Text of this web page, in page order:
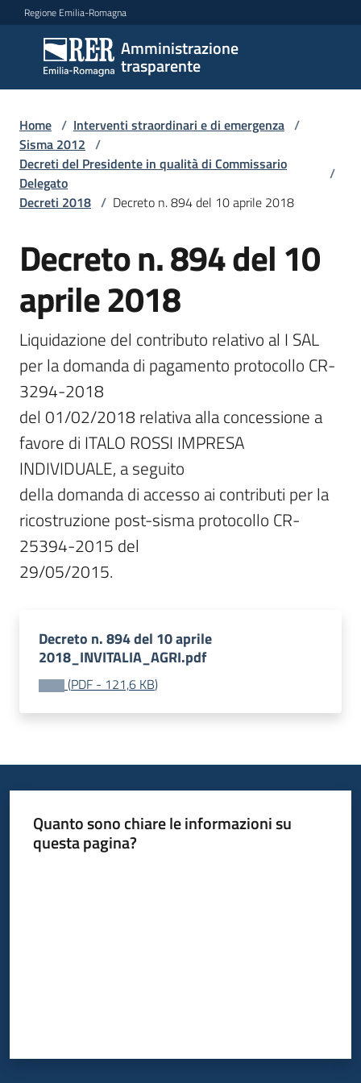
Vai al contenuto
Vai alla navigazione
Vai al footer
Regione Emilia-Romagna
Amministrazione
trasparente
Amministrazione
trasparente
Sottosezioni
Accesso
Home / Interventi straordinari e di emergenza /
Sisma 2012 /
Decreti del Presidente in qualità di Commissario
Delegato
/
Decreti 2018 / Decreto n. 894 del 10 aprile 2018
Decreto n. 894 del 10
aprile 2018
Liquidazione del contributo relativo al I SAL
per la domanda di pagamento protocollo CR-
3294-2018
del 01/02/2018 relativa alla concessione a
favore di ITALO ROSSI IMPRESA
INDIVIDUALE, a seguito
della domanda di accesso ai contributi per la
ricostruzione post-sisma protocollo CR-
25394-2015 del
29/05/2015.
Decreto n. 894 del 10 aprile
2018_INVITALIA_AGRI.pdf
(PDF - 121,6 KB)
Quanto sono chiare le informazioni su
questa pagina?